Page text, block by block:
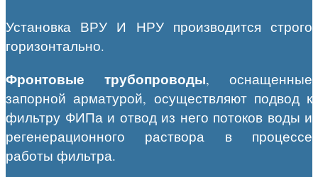
Установка ВРУ И НРУ производится строго
горизонтально.
Фронтовые трубопроводы, оснащенные
запорной арматурой, осуществляют подвод к
фильтру ФИПа и отвод из него потоков воды и
регенерационного раствора в процессе
работы фильтра.